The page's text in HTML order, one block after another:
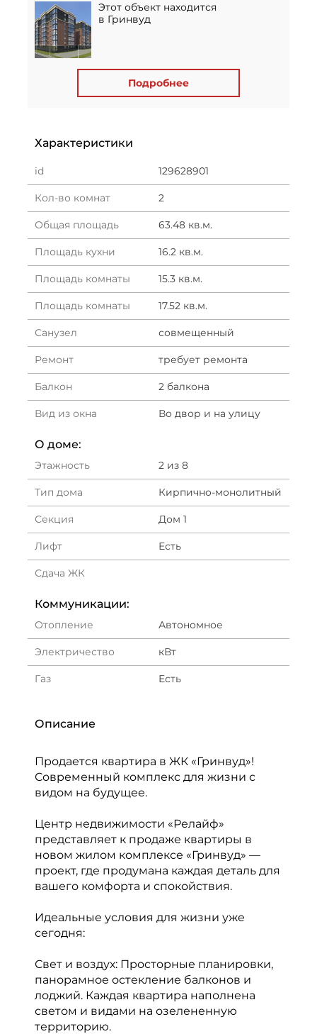
Этот объект находится
в Гринвуд
Подробнее
Характеристики
id 129628901
Кол-во комнат 2
Общая площадь 63.48 кв.м.
Площадь кухни 16.2 кв.м.
Площадь комнаты 15.3 кв.м.
Площадь комнаты 17.52 кв.м.
Санузел совмещенный
Ремонт требует ремонта
Балкон 2 балкона
Вид из окна Во двор и на улицу
О доме:
Этажность 2 из 8
Тип дома Кирпично-монолитный
Секция Дом 1
Лифт Есть
Сдача ЖК
Коммуникации:
Отопление Автономное
Электричество кВт
Газ Есть
Описание
Продается квартира в ЖК «Гринвуд»!
Современный комплекс для жизни с
видом на будущее.
Центр недвижимости «Релайф»
представляет к продаже квартиры в
новом жилом комплексе «Гринвуд» —
проект, где продумана каждая деталь для
вашего комфорта и спокойствия.
Идеальные условия для жизни уже
сегодня:
Свет и воздух: Просторные планировки,
панорамное остекление балконов и
лоджий. Каждая квартира наполнена
светом и видами на озелененную
территорию.